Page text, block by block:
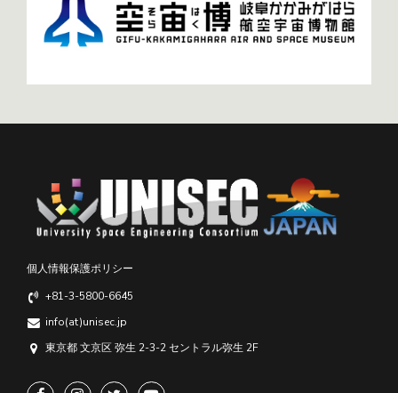
個人情報保護ポリシー
+81-3-5800-6645
info(at)unisec.jp
東京都 文京区 弥生 2-3-2 セントラル弥生 2F